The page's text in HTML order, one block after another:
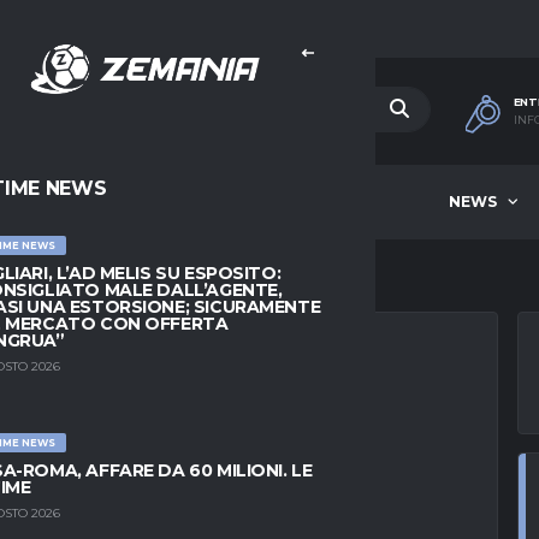
NEWS
NEWS
NEWS
L’AD MELIS SU ESPOSITO:
MALE DALL’AGENTE,
UNA ESTORSIONE; SICURAMENTE
MERCATO CON OFFERTA
2026
NEWS
ROMA, AFFARE DA 60 MILIONI. LE
2026
C’È, MA